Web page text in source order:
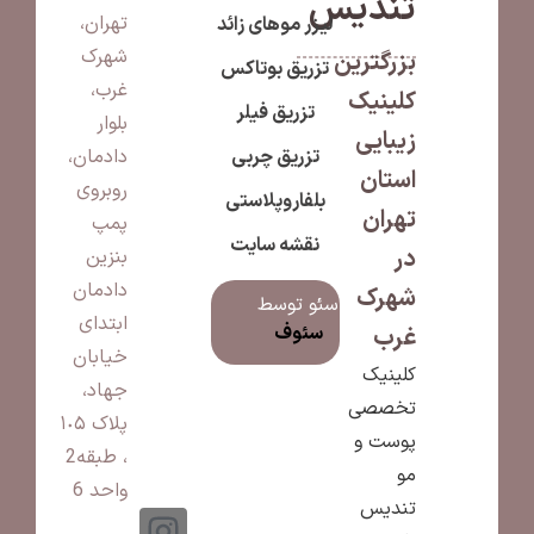
بزرگترین
کلینیک
زیبایی
استان
تهران
در
شهرک
غرب
کلینیک
تخصصی
پوست و
مو
تندیس
تهران،
شهرک
غرب،
بلوار
دادمان،
روبروی
پمپ
بنزین
دادمان
ابتدای
خیابان
جهاد،
پلاک ١٠۵
، طبقه2
واحد 6
لیزر موهای زائد
تزریق بوتاکس
تزریق فیلر
تزریق چربی
بلفاروپلاستی
نقشه سایت
سئو توسط
سئوف